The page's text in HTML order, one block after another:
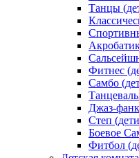
Танцы
Фитнес
Самбо
Джаз-
Степ
Боевое
Фитбол